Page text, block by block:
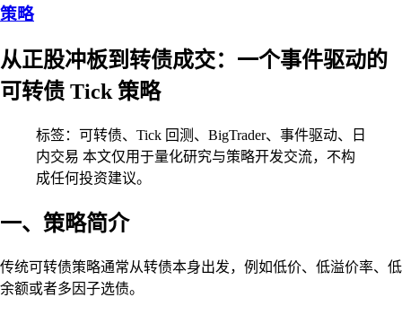
策略
从正股冲板到转债成交：一个事件驱动的
可转债 Tick 策略
标签：可转债、Tick 回测、BigTrader、事件驱动、日
内交易 本文仅用于量化研究与策略开发交流，不构
成任何投资建议。
一、策略简介
传统可转债策略通常从转债本身出发，例如低价、低溢价率、低
余额或者多因子选债。